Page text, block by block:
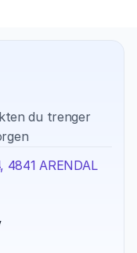
du trenger
4841 ARENDAL